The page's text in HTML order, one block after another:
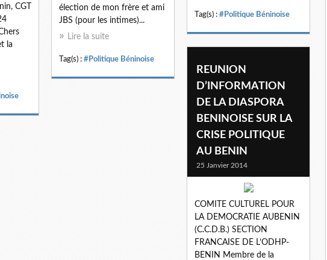
élection de mon frère et ami
JBS (pour les intimes)...
Lire la suite
Tag(s) : #Politique Béninoise
Tag(s) : #Politique Béninoise
CGT
la
REUNION
D’INFORMATION
DE LA DIASPORA
BENINOISE SUR LA
CRISE POLITIQUE
AU BENIN
25 Janvier 2014
COMITE CULTUREL POUR
LA DEMOCRATIE AUBENIN
(C.C.D.B.) SECTION
FRANCAISE DE L’ODHP-
BENIN Membre de la